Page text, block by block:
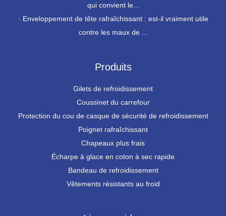
qui convient le...
· Enveloppement de tête rafraîchissant : est-il vraiment utile
contre les maux de ...
Produits
Gilets de refroidissement
Coussinet du carrefour
Protection du cou de casque de sécurité de refroidissement
Poignet rafraîchissant
Chapeaux plus frais
Écharpe à glace en coton à sec rapide
Bandeau de refroidissement
Vêtements résistants au froid